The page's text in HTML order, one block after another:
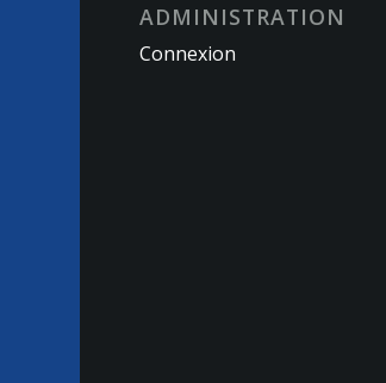
ADMINISTRATION
Connexion